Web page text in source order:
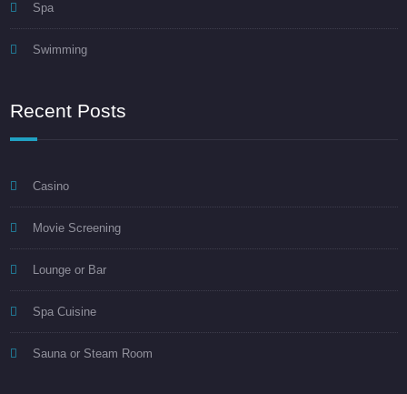
Spa
Swimming
Recent Posts
Casino
Movie Screening
Lounge or Bar
Spa Cuisine
Sauna or Steam Room